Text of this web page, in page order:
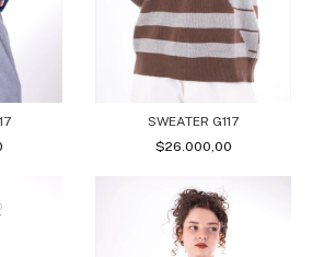
SWEATER G117
$26.000,00